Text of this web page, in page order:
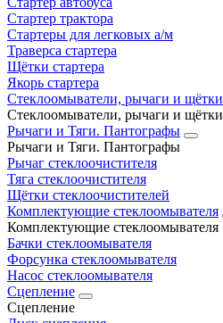
Стартер трактора
Стартеры для легковых а/м
Траверса стартера
Щётки стартера
Якорь стартера
Стеклоомыватели, рычаги и щётки
Стеклоомыватели, рычаги и щётки
Рычаги и Тяги. Пантографы
Рычаги и Тяги. Пантографы
Рычаг стеклоочистителя
Тяга стеклоочистителя
Щётки стеклоочистителей
Комплектующие стеклоомывателя
Комплектующие стеклоомывателя
Бачки стеклоомывателя
Форсунка стеклоомывателя
Насос стеклоомывателя
Сцепление
Сцепление